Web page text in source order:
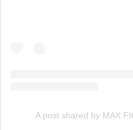
A post shared by MAX